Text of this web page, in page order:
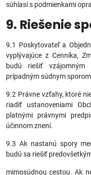
súhlasí s podmienkami
9. Riešenie
9.1 Poskytovateľ a
vyplývajúce z Cenníka,
budú riešiť
prípadným súdnym
9.2 Právne vzťahy, ktoré
riadiť ustanoveniami
platnými právnymi
účinnom znení.
9.3 Ak nastanú spory
budú sa riešiť
mimosúdnou cestou. Ak